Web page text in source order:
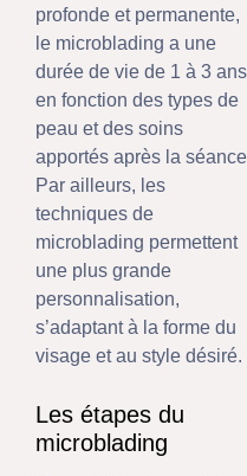
profonde et permanente,
le microblading a une
durée de vie de 1 à 3 ans
en fonction des types de
peau et des soins
apportés après la
Par ailleurs, les
techniques de
microblading permettent
une plus grande
personnalisation,
s’adaptant à la forme du
visage et au style désiré.
Les étapes du
microblading